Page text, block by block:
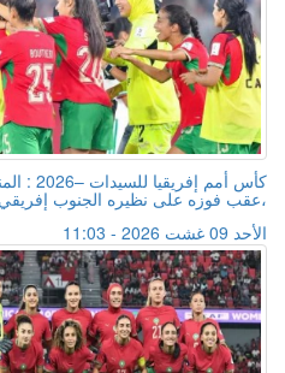
كأس
،عقب فوزه على نظيره الجنوب إفريقي
الأحد 09 غشت 2026 - 11:03